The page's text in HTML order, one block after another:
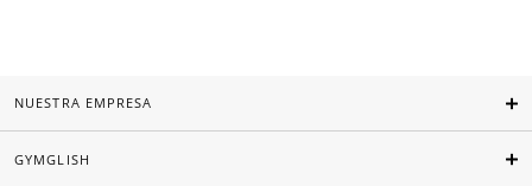
NUESTRA EMPRESA
GYMGLISH